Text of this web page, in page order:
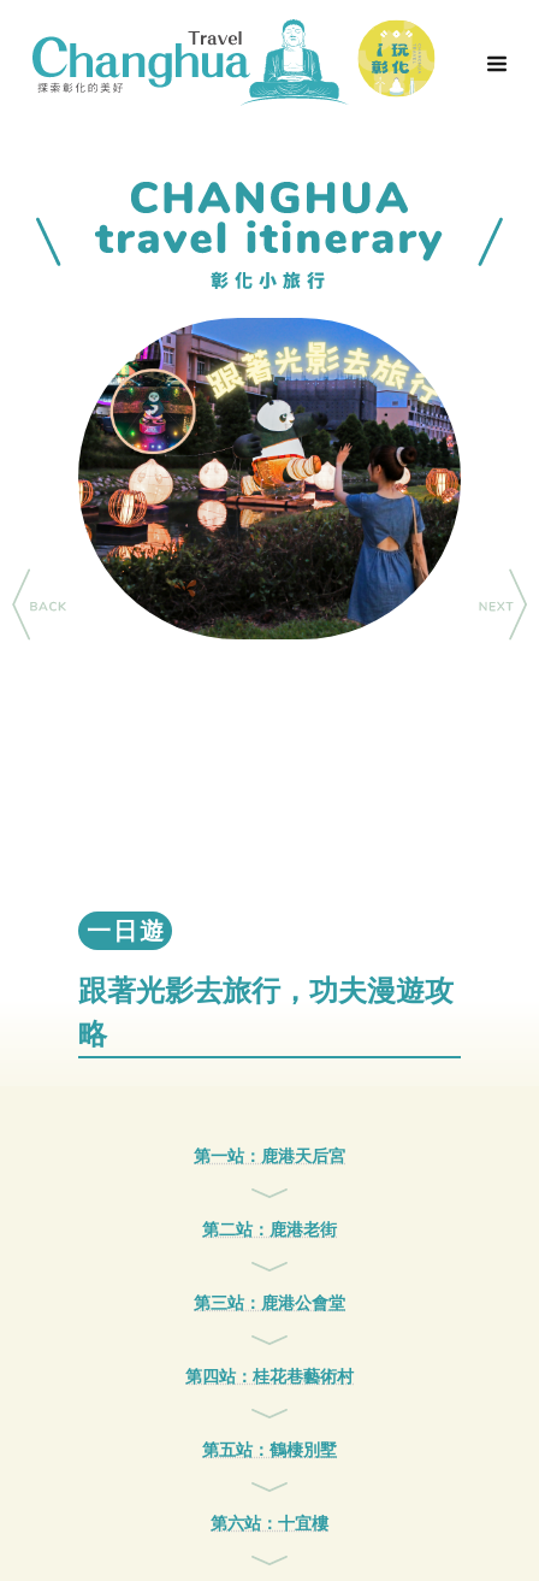
一日遊
跟著光影去旅行，功夫漫遊攻
略
第一站：鹿港天后宮
第二站：鹿港老街
第三站：鹿港公會堂
第四站：桂花巷藝術村
第五站：鶴棲別墅
第六站：十宜樓